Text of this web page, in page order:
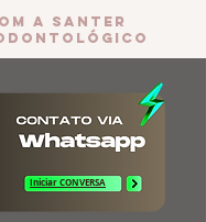
a Santer
Iniciar CONVERSA